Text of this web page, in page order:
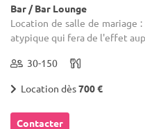
Bar / Bar Lounge
Location de salle de mariage
atypique qui fera de l'effet
30-150
Location dès700 €
Contacter